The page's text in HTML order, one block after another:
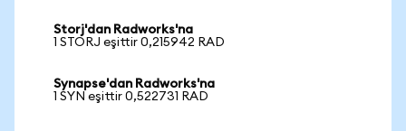
Storj'dan Radworks'na
1 STORJ eşittir 0,215942 RAD
Synapse'dan Radworks'na
1 SYN eşittir 0,522731 RAD